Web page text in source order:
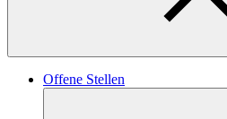
Offene Stellen